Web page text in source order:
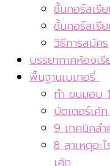
ชั้นคอร์สเรี
ชั้นคอร์สเรี
วิธีการสมัคร
บรรยากาศห้องเ
พื้นฐานเบเกอรี่
ทำ ขนมอบ
บัตเตอร์เค้
9 เทคนิคส
8 สาเหตุอะ
เค้ก